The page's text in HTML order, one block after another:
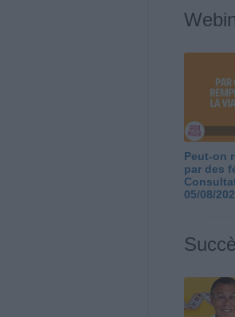
Peut-on
par des
05/08/